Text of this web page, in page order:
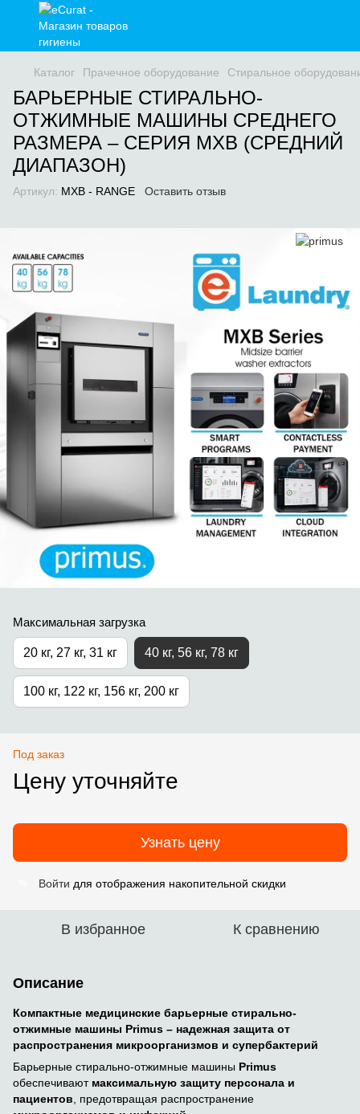
Каталог Прачечное оборудование Стиральное
БАРЬЕРНЫЕ СТИРАЛЬНО-
ОТЖИМНЫЕ МАШИНЫ СРЕДНЕГО
РАЗМЕРА – СЕРИЯ MXB (СРЕДНИЙ
ДИАПАЗОН)
Артикул: MXB - RANGE Оставить отзыв
Максимальная загрузка
20 кг, 27 кг, 31 кг 40 кг, 56 кг, 78 кг
100 кг, 122 кг, 156 кг, 200 кг
Под заказ
Цену уточняйте
Узнать цену
Войти для отображения накопительной скидки
В избранное К сравнению
Описание
Компактные медицинские барьерные стирально-
отжимные машины Primus – надежная защита от
распространения микроорганизмов и супербактерий
Барьерные стирально-отжимные машины Primus
обеспечивают максимальную защиту персонала и
пациентов , предотвращая распространение